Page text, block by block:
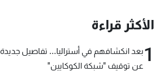
الأكثر قراءة
1بعد انكشافهم في أستراليا... تفاصيل جديدة
عن توقيف "شبكة الكوكايين"
البرامج
شاهد البرامج
الترددات